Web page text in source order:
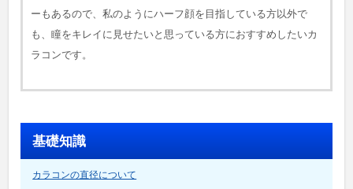
ーもあるので、私のようにハーフ顔を目指している方以外で
も、瞳をキレイに見せたいと思っている方におすすめしたいカ
ラコンです。
基礎知識
カラコンの直径について